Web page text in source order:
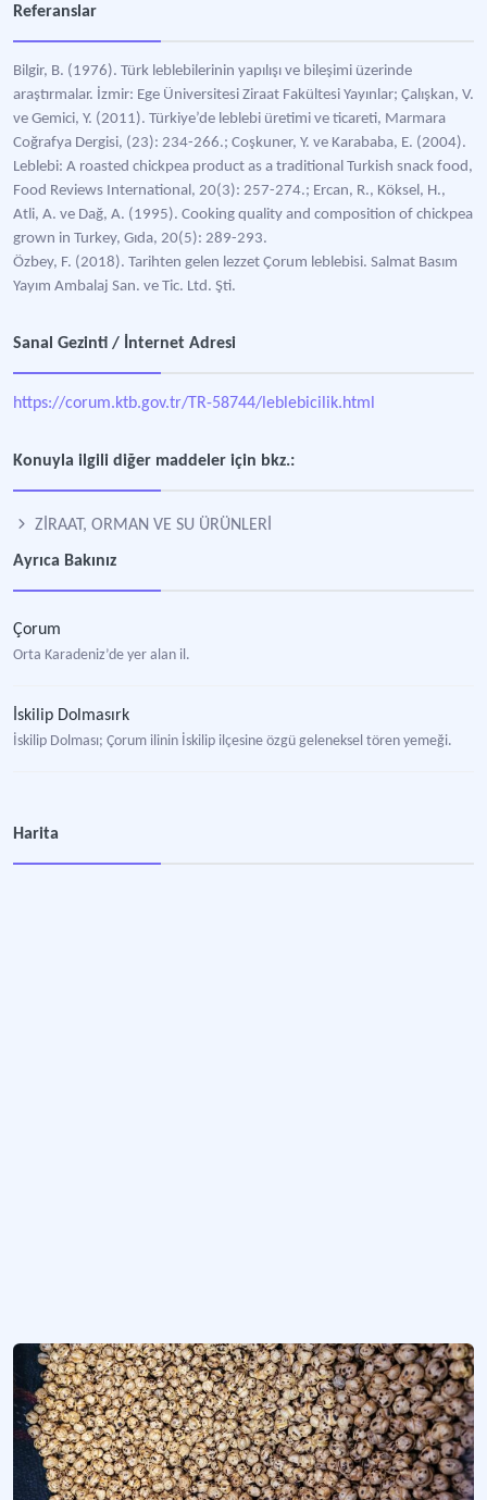
Referanslar
Bilgir, B. (1976). Türk leblebilerinin yapılışı ve bileşimi üzerinde
araştırmalar. İzmir: Ege Üniversitesi Ziraat Fakültesi Yayınlar; Çalışkan, V.
ve Gemici, Y. (2011). Türkiye’de leblebi üretimi ve ticareti, Marmara
Coğrafya Dergisi, (23): 234-266.; Coşkuner, Y. ve Karababa, E. (2004).
Leblebi: A roasted chickpea product as a traditional Turkish snack food,
Food Reviews International, 20(3): 257-274.; Ercan, R., Köksel, H.,
Atli, A. ve Dağ, A. (1995). Cooking quality and composition of chickpea
grown in Turkey, Gıda, 20(5): 289-293.
Özbey, F. (2018). Tarihten gelen lezzet Çorum leblebisi. Salmat Basım
Yayım Ambalaj San. ve Tic. Ltd. Şti.
Sanal Gezinti / İnternet Adresi
https://corum.ktb.gov.tr/TR-58744/leblebicilik.html
Konuyla ilgili diğer maddeler için bkz.:
ZİRAAT, ORMAN VE SU ÜRÜNLERİ
Ayrıca Bakınız
Çorum
Orta Karadeniz’de yer alan il.
İskilip Dolmasırk
İskilip Dolması; Çorum ilinin İskilip ilçesine özgü geleneksel tören yemeği.
Harita